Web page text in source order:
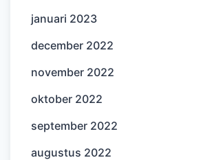
januari 2023
december 2022
november 2022
oktober 2022
september 2022
augustus 2022